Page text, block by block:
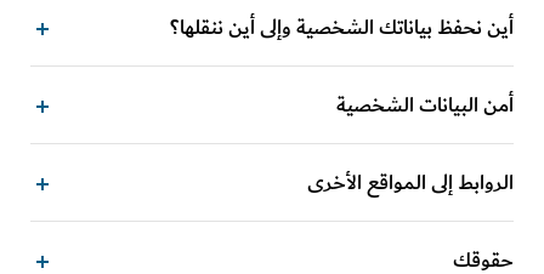
أين نحفظ بياناتك الشخصية وإلى أين ننقلها؟
أمن البيانات الشخصية
الروابط إلى المواقع الأخرى
حقوقك